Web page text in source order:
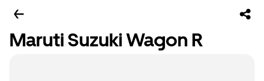
Maruti Suzuki Wagon R